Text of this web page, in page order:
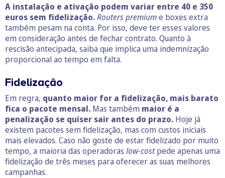
A instalação e ativação podem variar entre 40 e 350
euros sem fidelização.Routers premiume boxes extra
também pesam na conta. Por isso, deve ter esses valores
em consideração antes de fechar contrato. Quanto à
rescisão antecipada, saiba que implica uma indemnização
proporcional ao tempo em falta.
Fidelização
Em regra, quanto maior for a fidelização, mais barato
fica o pacote mensal. Mas também maior é a
penalização se quiser sair antes do prazo. Hoje já
existem pacotes sem fidelização, mas com custos iniciais
mais elevados. Caso não goste de estar fidelizado por muito
tempo, a maioria das operadoras low-costpede apenas uma
fidelização de três meses para oferecer as suas melhores
campanhas.